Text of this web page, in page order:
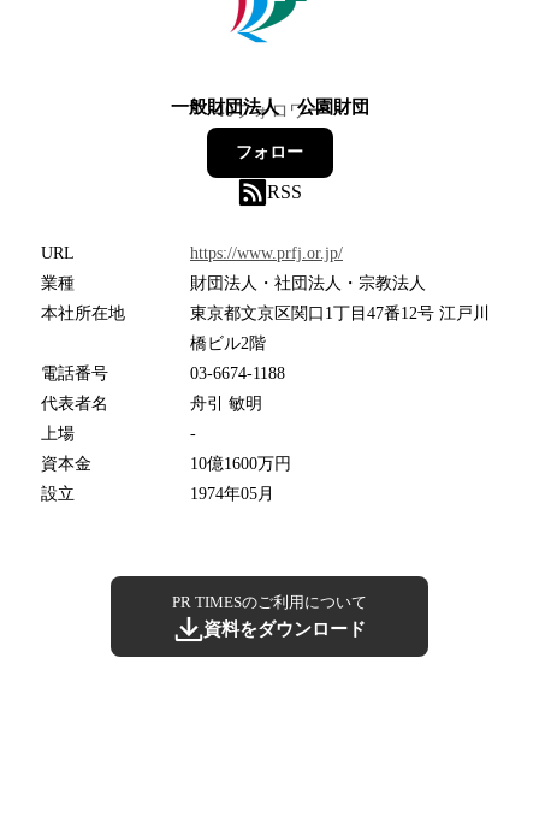
一般財団法人 公園財団
40フォロワー
フォロー
RSS
URL
https://www.prfj.or.jp/
業種
財団法人・社団法人・宗教法人
本社所在地
東京都文京区関口1丁目47番12号 江戸川
橋ビル2階
電話番号
03-6674-1188
代表者名
舟引 敏明
上場
-
資本金
10億1600万円
設立
1974年05月
PR TIMESのご利用について
資料をダウンロード